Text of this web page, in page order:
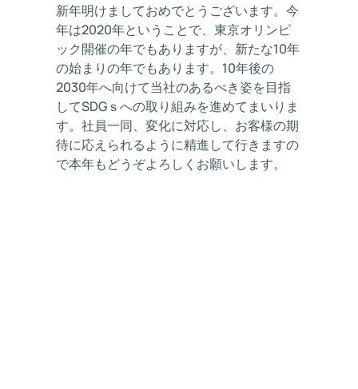
新年明けましておめでとうございます。今
年は2020年ということで、東京オリンピ
ック開催の年でもありますが、新たな10年
の始まりの年でもあります。10年後の
2030年へ向けて当社のあるべき姿を目指
してSDGｓへの取り組みを進めてまいりま
す。社員一同、変化に対応し、お客様の期
待に応えられるように精進して行きますの
で本年もどうぞよろしくお願いします。